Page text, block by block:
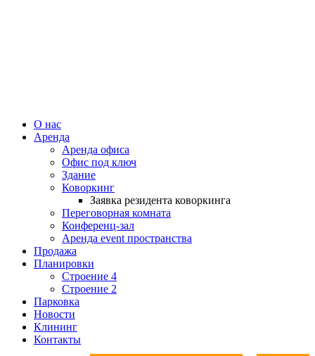
О нас
Аренда
Аренда офиса
Офис под ключ
Здание
Коворкинг
Заявка резидента коворкинга
Переговорная комната
Конференц-зал
Аренда event пространства
Продажа
Планировки
Строение 4
Строение 2
Парковка
Новости
Клининг
Контакты